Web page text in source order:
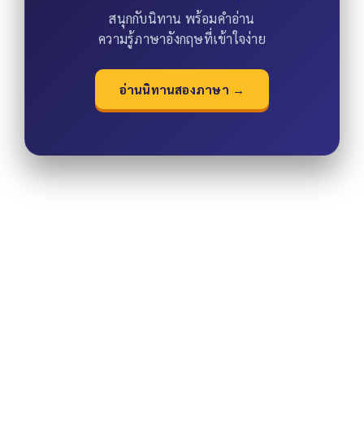
สนุกกับนิทาน พร้อมคำอ่าน
ความรู้ภาษาอังกฤษที่เข้าใจง่าย
อ่านนิทานสองภาษา →